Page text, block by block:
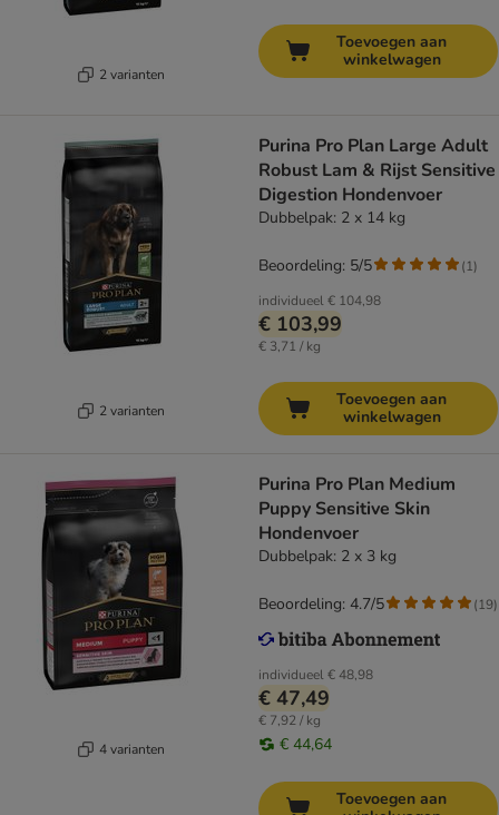
2 varianten
Toevoegen aan
winkelwagen
2 varianten
Purina Pro Plan Large Adult
Robust Lam & Rijst Sensitive
Digestion Hondenvoer
Dubbelpak: 2 x 14 kg
individueel€ 104,98
€ 103,99
€ 3,71 / kg
Beoordeling: 5/5 (1)
Toevoegen aan
winkelwagen
4 varianten
Purina Pro Plan Medium
Puppy Sensitive Skin
Hondenvoer
Dubbelpak: 2 x 3 kg
individueel€ 48,98
€ 47,49
€ 7,92 / kg
€ 44,64
Beoordeling: 4.7/5 (19)
Toevoegen aan